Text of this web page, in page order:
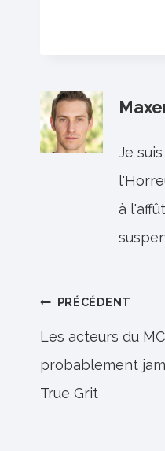
Je
à
Navigation
de
l’article
PRÉCÉDENT
Les acteurs du
probablement
True Grit